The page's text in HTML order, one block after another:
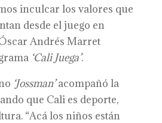
inculcar los valores que
desde el juego en
Andrés Marret
‘CaliJuega’.
‘Jossman’acompañó la
que Cali es deporte,
“Acá los niños están